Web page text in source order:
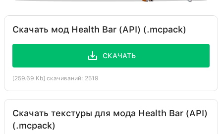
Скачать мод Health Bar (API) (.mcpack)
СКАЧАТЬ
[259.69 Kb] скачиваний: 2519
Скачать текстуры для мода Health Bar (API)
(.mcpack)